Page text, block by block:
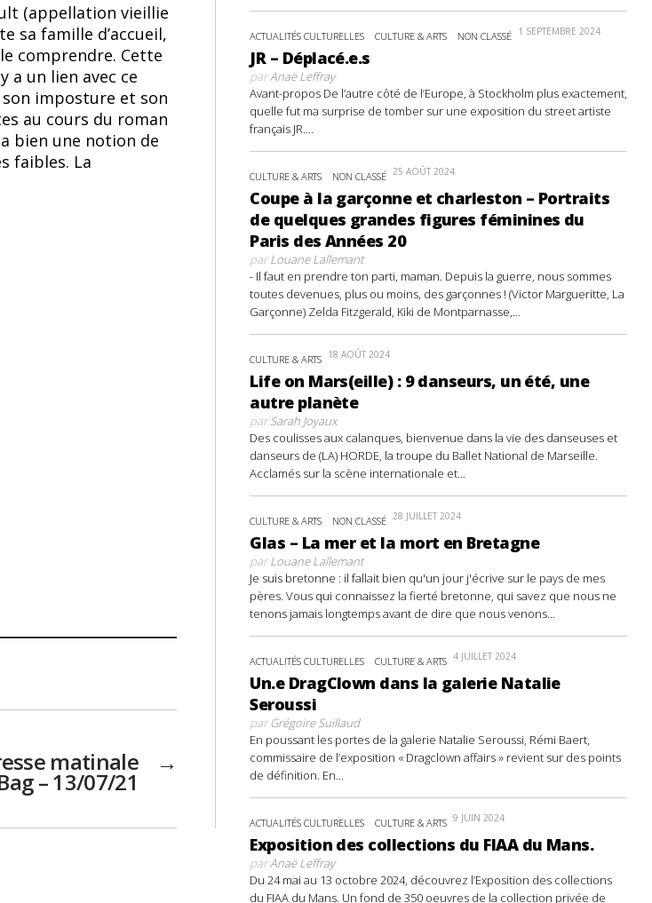
(appellation vieillie
sa famille d’accueil,
comprendre. Cette
a un lien avec ce
imposture et son
au cours du roman
bien une notion de
faibles. La
→
matinale
– 13/07/21
ACTUALITÉS CULTURELLES CULTURE & ARTS NON CLASSÉ 1 SEPTEMBRE 2024
JR – Déplacé.e.s
parAnaë Leffray
Avant-propos De l’autre côté de l’Europe, à Stockholm plus exactement,
quelle fut ma surprise de tomber sur une exposition du street artiste
français JR....
CULTURE & ARTS NON CLASSÉ 25 AOÛT 2024
Coupe à la garçonne et charleston – Portraits
de quelques grandes figures féminines du
Paris des Années 20
parLouane Lallemant
- Il faut en prendre ton parti, maman. Depuis la guerre, nous sommes
toutes devenues, plus ou moins, des garçonnes ! (Victor Margueritte, La
Garçonne) Zelda Fitzgerald, Kiki de Montparnasse,...
CULTURE & ARTS 18 AOÛT 2024
Life on Mars(eille) : 9 danseurs, un été, une
autre planète
parSarah Joyaux
Des coulisses aux calanques, bienvenue dans la vie des danseuses et
danseurs de (LA) HORDE, la troupe du Ballet National de Marseille.
Acclamés sur la scène internationale et...
CULTURE & ARTS NON CLASSÉ 28 JUILLET 2024
Glas – La mer et la mort en Bretagne
parLouane Lallemant
Je suis bretonne : il fallait bien qu'un jour j'écrive sur le pays de mes
pères. Vous qui connaissez la fierté bretonne, qui savez que nous ne
tenons jamais longtemps avant de dire que nous venons...
ACTUALITÉS CULTURELLES CULTURE & ARTS 4 JUILLET 2024
Un.e DragClown dans la galerie Natalie
Seroussi
parGrégoire Suillaud
En poussant les portes de la galerie Natalie Seroussi, Rémi Baert,
commissaire de l’exposition « Dragclown affairs » revient sur des points
de définition. En...
ACTUALITÉS CULTURELLES CULTURE & ARTS 9 JUIN 2024
Exposition des collections du FIAA du Mans.
parAnaë Leffray
Du 24 mai au 13 octobre 2024, découvrez l’Exposition des collections
du FIAA du Mans. Un fond de 350 oeuvres de la collection privée de